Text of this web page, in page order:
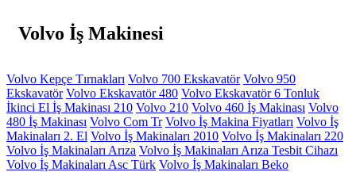
Volvo İş Makinesi
Volvo Kepçe Tırnakları Volvo 700 Ekskavatör Volvo 950
Ekskavatör Volvo Ekskavatör 480 Volvo Ekskavatör 6 Tonluk
İkinci El İş Makinası 210 Volvo 210 Volvo 460 İş Makinası Volvo
480 İş Makinası Volvo Com Tr Volvo İş Makina Fiyatları Volvo İş
Makinaları 2. El Volvo İş Makinaları 2010 Volvo İş Makinaları 220
Volvo İş Makinaları Arıza Volvo İş Makinaları Arıza Tesbit Cihazı
Volvo İş Makinaları Asc Türk Volvo İş Makinaları Beko